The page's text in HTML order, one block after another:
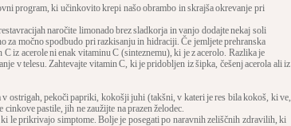
program, ki učinkovito krepi našo obrambo in skrajša okrevanje pri
naročite limonado brez sladkorja in vanjo dodajte nekaj soli
za močno spodbudo pri razkisanju in hidraciji. Če jemljete prehranska
iz acerole ni enak vitaminu C (sinteznemu), ki je z acerolo. Razlika je
v telesu. Zahtevajte vitamin C, ki je pridobljen iz šipka, češenj acerola ali iz
ostrigah, pekoči papriki, kokošji juhi (takšni, v kateri je res bila kokoš, ki ve,
pastile, jih ne zaužijte na prazen želodec.
le prikrivajo simptome. Bolje je posegati po naravnih zeliščnih zdravilih, ki